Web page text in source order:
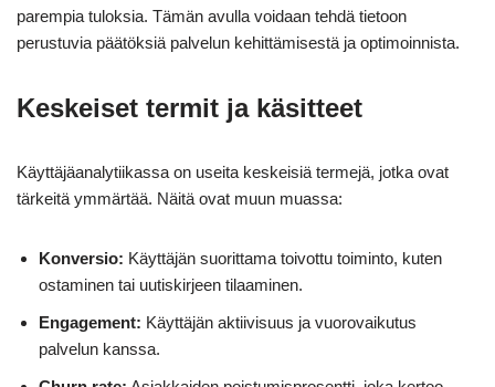
parempia tuloksia. Tämän avulla voidaan tehdä tietoon
perustuvia päätöksiä palvelun kehittämisestä ja optimoinnista.
Keskeiset termit ja käsitteet
Käyttäjäanalytiikassa on useita keskeisiä termejä, jotka ovat
tärkeitä ymmärtää. Näitä ovat muun muassa:
Konversio: Käyttäjän suorittama toivottu toiminto, kuten
ostaminen tai uutiskirjeen tilaaminen.
Engagement: Käyttäjän aktiivisuus ja vuorovaikutus
palvelun kanssa.